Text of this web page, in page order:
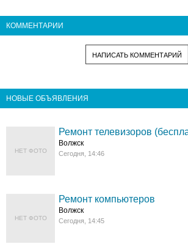
КОММЕНТАРИИ
НАПИСАТЬ КОММЕНТАРИЙ
НОВЫЕ ОБЪЯВЛЕНИЯ
НЕТ ФОТО
Ремонт телевизоров
Волжск
Сегодня, 14:46
НЕТ ФОТО
Ремонт компьютеров
Волжск
Сегодня, 14:45